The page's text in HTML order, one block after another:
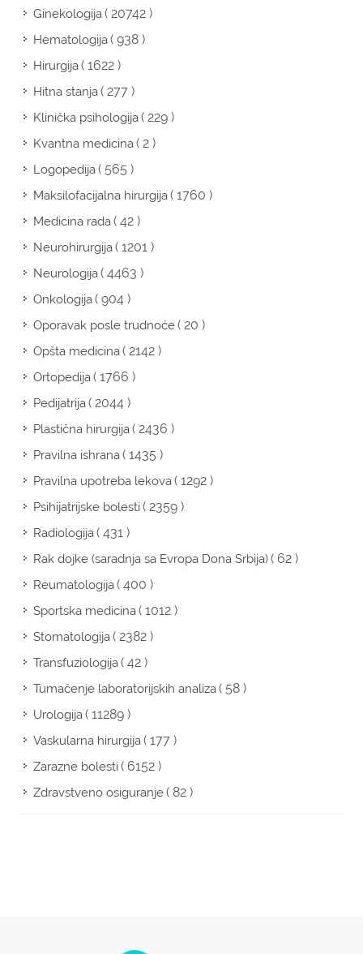
Ginekologija( 20742 )
Hematologija( 938 )
Hirurgija( 1622 )
Hitna stanja( 277 )
Klinička psihologija( 229 )
Kvantna medicina( 2 )
Logopedija( 565 )
Maksilofacijalna hirurgija( 1760 )
Medicina rada( 42 )
Neurohirurgija( 1201 )
Neurologija( 4463 )
Onkologija( 904 )
Oporavak posle trudnoće( 20 )
Opšta medicina( 2142 )
Ortopedija( 1766 )
Pedijatrija( 2044 )
Plastična hirurgija( 2436 )
Pravilna ishrana( 1435 )
Pravilna upotreba lekova( 1292 )
Psihijatrijske bolesti( 2359 )
Radiologija( 431 )
Rak dojke (saradnja sa Evropa Dona Srbija)( 62 )
Reumatologija( 400 )
Sportska medicina( 1012 )
Stomatologija( 2382 )
Transfuziologija( 42 )
Tumačenje laboratorijskih analiza( 58 )
Urologija( 11289 )
Vaskularna hirurgija( 177 )
Zarazne bolesti( 6152 )
Zdravstveno osiguranje( 82 )